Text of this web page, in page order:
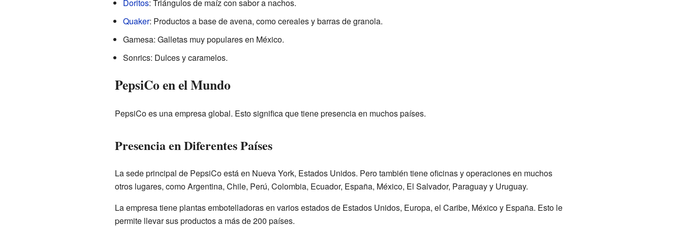
Doritos: Triángulos de maíz con sabor a nachos.
Quaker: Productos a base de avena, como cereales y barras de granola.
Gamesa: Galletas muy populares en México.
Sonrics: Dulces y caramelos.
PepsiCo en el Mundo
PepsiCo es una empresa global. Esto significa que tiene presencia en muchos países.
Presencia en Diferentes Países
La sede principal de PepsiCo está en Nueva York, Estados Unidos. Pero también tiene oficinas y operaciones en muchos
otros lugares, como Argentina, Chile, Perú, Colombia, Ecuador, España, México, El Salvador, Paraguay y Uruguay.
La empresa tiene plantas embotelladoras en varios estados de Estados Unidos, Europa, el Caribe, México y España. Esto le
permite llevar sus productos a más de 200 países.